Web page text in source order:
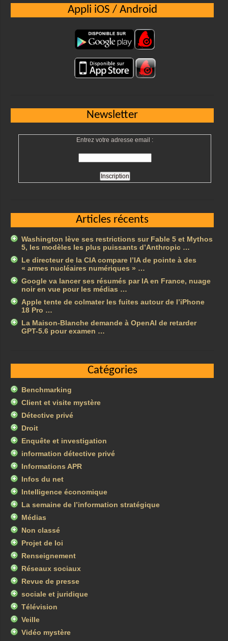
Appli iOS / Android
Newsletter
Entrez votre adresse email :
Articles récents
Washington lève ses restrictions sur Fable 5 et Mythos
5, les modèles les plus puissants d’Anthropic …
Le directeur de la CIA compare l’IA de pointe à des
« armes nucléaires numériques » …
Google va lancer ses résumés par IA en France, nuage
noir en vue pour les médias …
Apple tente de colmater les fuites autour de l’iPhone
18 Pro …
La Maison-Blanche demande à OpenAI de retarder
GPT-5.6 pour examen …
Catégories
Benchmarking
Client et visite mystère
Détective privé
Droit
Enquête et investigation
information détective privé
Informations APR
Infos du net
Intelligence économique
La semaine de l’information stratégique
Médias
Non classé
Projet de loi
Renseignement
Réseaux sociaux
Revue de presse
sociale et juridique
Télévision
Veille
Vidéo mystère